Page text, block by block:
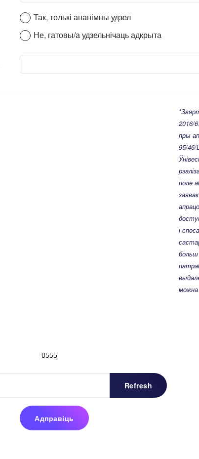
Так, толькі ананімны удзел
Не, гатовы/а удзельнічаць адкрыта
Refresh
2016/
пры
95/46/
поле
і
больш
можна
Адправіць